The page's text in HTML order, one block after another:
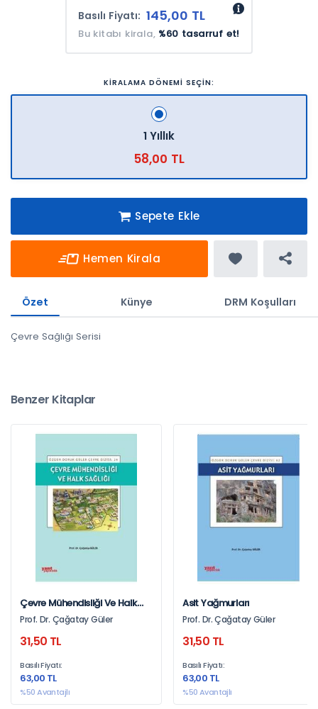
Basılı Fiyatı: 145,00 TL
Bu kitabı kirala, %60 tasarruf et!
KİRALAMA DÖNEMİ SEÇİN:
1 Yıllık
58,00 TL
Sepete Ekle
Hemen Kirala
Özet Künye DRM Koşulları
Çevre Sağlığı Serisi
Benzer Kitaplar
Çevre Mühendisliği Ve Halk
Sağlığı
Prof. Dr. Çağatay Güler
31,50 TL
Basılı Fiyatı:
63,00 TL
%50 Avantajlı
Asit Yağmurları
Prof. Dr. Çağatay Güler
31,50 TL
Basılı Fiyatı:
63,00 TL
%50 Avantajlı